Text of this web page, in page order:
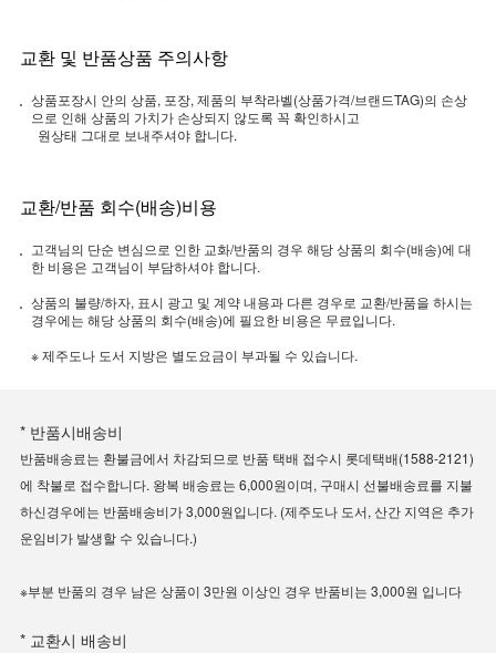
교환 및 반품상품 주의사항
상품포장시 안의 상품, 포장, 제품의 부착라벨(상품가격/브랜드TAG)의 손상
으로 인해 상품의 가치가 손상되지 않도록 꼭 확인하시고
원상태 그대로 보내주셔야 합니다.
교환/반품 회수(배송)비용
고객님의 단순 변심으로 인한 교화/반품의 경우 해당 상품의 회수(배송)에 대
한 비용은 고객님이 부담하셔야 합니다.
상품의 불량/하자, 표시 광고 및 계약 내용과 다른 경우로 교환/반품을 하시는
경우에는 해당 상품의 회수(배송)에 필요한 비용은 무료입니다.
※ 제주도나 도서 지방은 별도요금이 부과될 수 있습니다.
* 반품시배송비
반품배송료는 환불금에서 차감되므로 반품 택배 접수시 롯데택배(1588-2121)
에 착불로 접수합니다. 왕복 배송료는 6,000원이며, 구매시 선불배송료를 지불
하신경우에는 반품배송비가 3,000원입니다. (제주도나 도서, 산간 지역은 추가
운임비가 발생할 수 있습니다.)
※부분 반품의 경우 남은 상품이 3만원 이상인 경우 반품비는 3,000원 입니다
* 교환시 배송비